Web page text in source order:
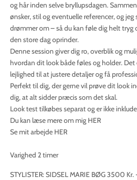
og hår inden selve bryllupsdagen.
ønsker, stil og eventuelle referencer, og jeg
drømmer om – så du kan føle dig helt tryg
den store dag oprinder.
Denne session giver dig ro, overblik og
hvordan dit look både føles og holder. Det
lejlighed til at justere detaljer og få
Perfekt til dig, der gerne vil prøve dit look
dig, at alt sidder præcis som det skal.
Look test tilkøbes separat og er ikke
Du kan læse mere om mig HER
Se mit arbejde HER
Varighed 2 timer
STYLISTER: SIDSEL MARIE BØG 3500 Kr.